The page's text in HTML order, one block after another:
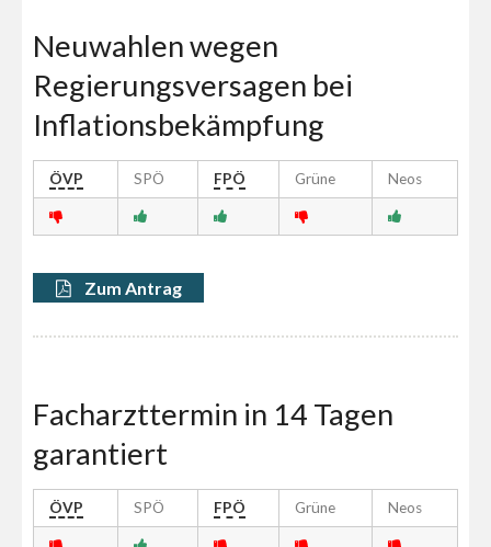
Neuwahlen wegen
Regierungsversagen bei
Inflationsbekämpfung
ÖVP SPÖ FPÖ Grüne Neos
Zum Antrag
Facharzttermin in 14 Tagen
garantiert
ÖVP SPÖ FPÖ Grüne Neos